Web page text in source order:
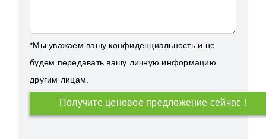
*Мы уважаем вашу конфиденциальность и не
будем передавать вашу личную информацию
другим лицам.